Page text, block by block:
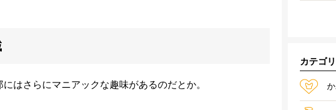
はさらにマニアックな趣味があるのだとか。
カテゴ